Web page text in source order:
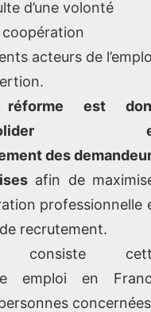
d’une volonté
coopération
acteurs de
est
des
afin de
professionnelle
recrutement.
emploi en